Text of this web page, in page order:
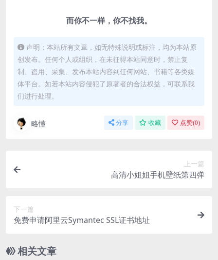
而你不一样， 你不找我。
声明：本站所有文章，如无特殊说明或标注，均为本站原
创发布。任何个人或组织，在未征得本站同意时，禁止复
制、盗用、采集、发布本站内容到任何网站、书籍等各类媒
体平台。如若本站内容侵犯了原著者的合法权益，可联系我
们进行处理。
略懂 分享 收藏 点赞(0)
上一篇
高清小姐姐手机壁纸第四弹
下一篇
免费申请阿里云Symantec SSL证书地址
相关文章